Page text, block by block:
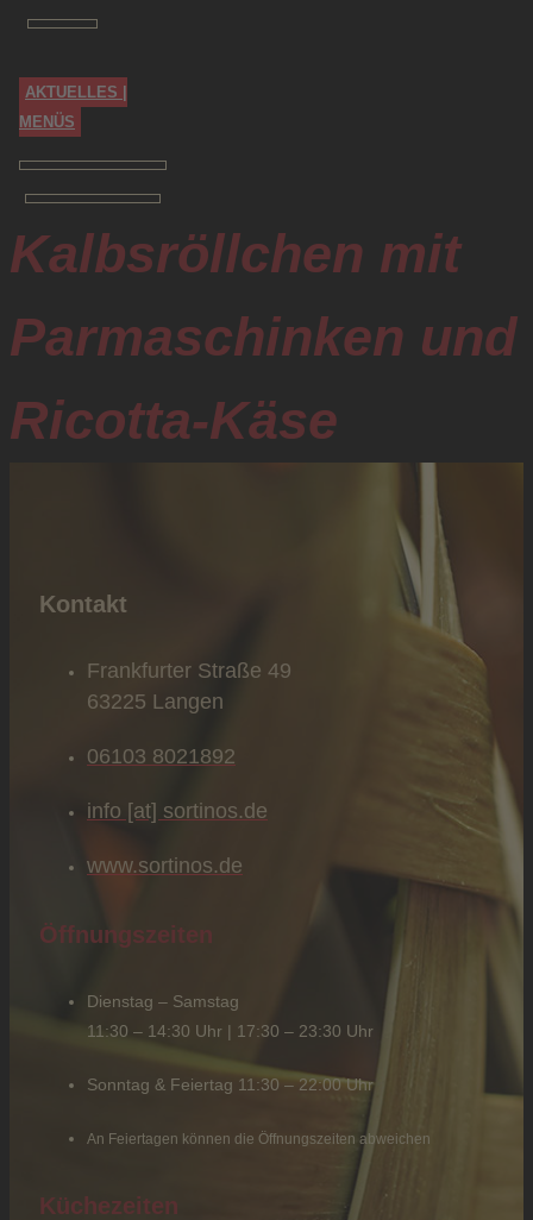
Zum
springen
AKTUELLES |
MENÜS
Kalbsröllchen mit
Parmaschinken und
Ricotta-Käse
Kontakt
Frankfurter Straße 49
63225 Langen
06103 8021892
info [at] sortinos.de
www.sortinos.de
Öffnungszeiten
Dienstag – Samstag
11:30 – 14:30 Uhr | 17:30 – 23:30 Uhr
Sonntag & Feiertag 11:30 – 22:00 Uhr
An Feiertagen können die Öffnungszeiten abweichen
Küchezeiten